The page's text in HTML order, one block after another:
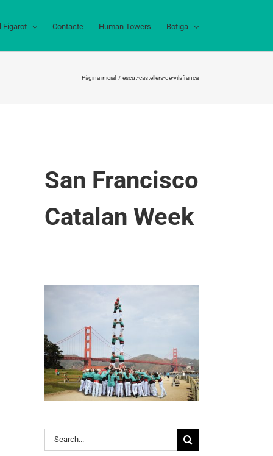
Figarot Contacte Human Towers Botiga
Pàgina inicial escut-castellers-de-vilafranca
San Francisco
Catalan Week
Search
for: